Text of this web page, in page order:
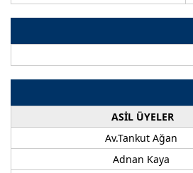
ASİL ÜYELER
Av.Tankut Ağan
Adnan Kaya